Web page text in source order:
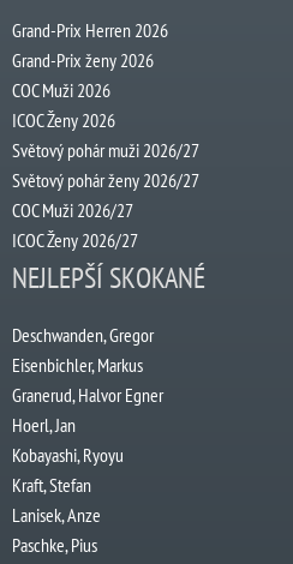
Grand-Prix Herren 2026
Grand-Prix ženy 2026
COC Muži 2026
ICOC Ženy 2026
Světový pohár muži 2026/27
Světový pohár ženy 2026/27
COC Muži 2026/27
ICOC Ženy 2026/27
NEJLEPŠÍ SKOKANÉ
Deschwanden, Gregor
Eisenbichler, Markus
Granerud, Halvor Egner
Hoerl, Jan
Kobayashi, Ryoyu
Kraft, Stefan
Lanisek, Anze
Paschke, Pius